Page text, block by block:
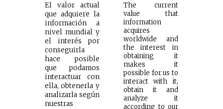
El valor actual
que adquiere la
información a
nivel mundial y
el interés por
conseguirla
hace posible
que podamos
interactuar con
ella, obtenerla y
analizarla según
nuestras
The current
value that
information
acquires
worldwide and
the interest in
obtaining it
makes it
possible for us to
interact with it,
obtain it and
analyze it
according to our